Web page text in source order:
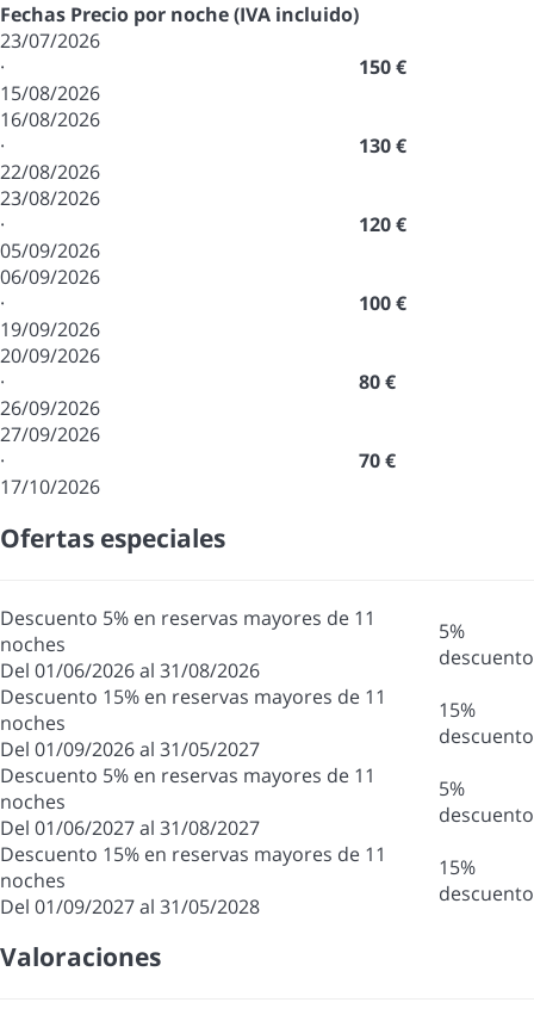
Fechas Precio por noche (IVA incluido)
23/07/2026
·
15/08/2026
150 €
16/08/2026
·
22/08/2026
130 €
23/08/2026
·
05/09/2026
120 €
06/09/2026
·
19/09/2026
100 €
20/09/2026
·
26/09/2026
80 €
27/09/2026
·
17/10/2026
70 €
Ofertas especiales
Descuento 5% en reservas mayores de 11
noches
Del 01/06/2026 al 31/08/2026
5%
descuento
Descuento 15% en reservas mayores de 11
noches
Del 01/09/2026 al 31/05/2027
15%
descuento
Descuento 5% en reservas mayores de 11
noches
Del 01/06/2027 al 31/08/2027
5%
descuento
Descuento 15% en reservas mayores de 11
noches
Del 01/09/2027 al 31/05/2028
15%
descuento
Valoraciones